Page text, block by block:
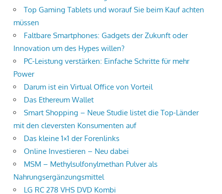
Top Gaming Tablets und worauf Sie beim Kauf achten
müssen
Faltbare Smartphones: Gadgets der Zukunft oder
Innovation um des Hypes willen?
PC-Leistung verstärken: Einfache Schritte für mehr
Power
Darum ist ein Virtual Office von Vorteil
Das Ethereum Wallet
Smart Shopping – Neue Studie listet die Top-Länder
mit den cleversten Konsumenten auf
Das kleine 1×1 der Forenlinks
Online Investieren – Neu dabei
MSM – Methylsulfonylmethan Pulver als
Nahrungsergänzungsmittel
LG RC 278 VHS DVD Kombi